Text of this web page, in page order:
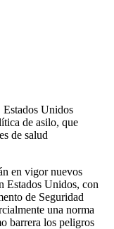
Unidos
de asilo, que
de salud
en vigor nuevos
Estados Unidos, con
de Seguridad
una norma
barrera los peligros